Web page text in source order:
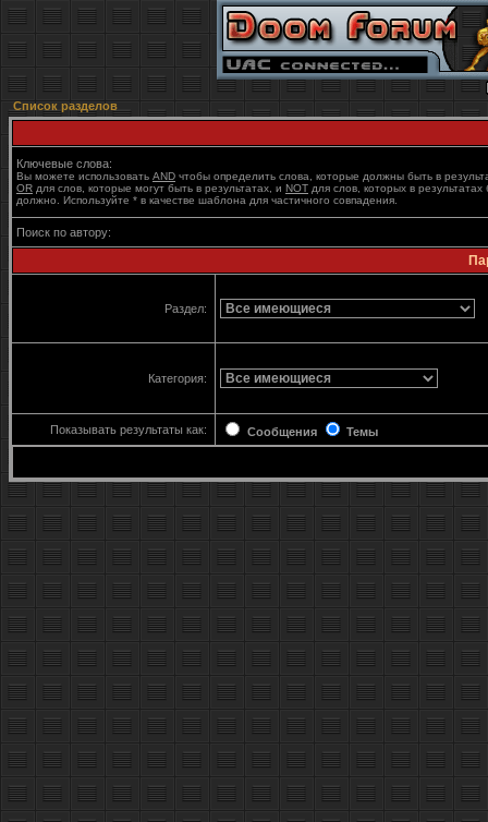
Список разделов
Ключевые слова:
Вы можете использовать AND чтобы определить слова, которые должны быть в
OR для слов, которые могут быть в результатах, и NOT для слов, которых в результатах
должно. Используйте * в качестве шаблона для частичного совпадения.
Поиск по автору:
Раздел:
Категория:
Показывать результаты как: Сообщения Темы